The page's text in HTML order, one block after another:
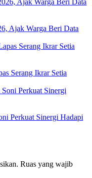
Ajak Warga Beri Data
Serang Ikrar Setia
Perkuat Sinergi Hadapi
Ruas yang wajib